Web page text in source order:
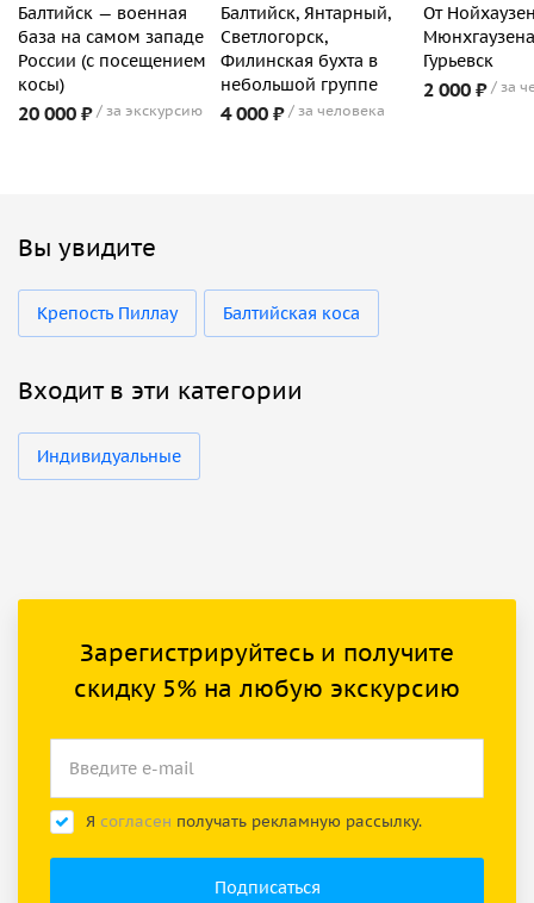
Балтийск — военная
база на самом западе
России (с посещением
косы)
20 000 ₽ за экскурсию
Балтийск, Янтарный,
Светлогорск,
Филинская бухта в
небольшой группе
4 000 ₽ за человека
От
Гурьевск
2 000 ₽ за
Вы увидите
Крепость Пиллау Балтийская коса
Входит в эти категории
Индивидуальные
Зарегистрируйтесь и получите
скидку 5% на любую экскурсию
Я согласен получать рекламную рассылку.